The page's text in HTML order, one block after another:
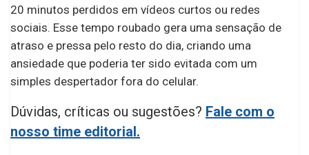
20 minutos perdidos em vídeos curtos ou redes
sociais. Esse tempo roubado gera uma sensação de
atraso e pressa pelo resto do dia, criando uma
ansiedade que poderia ter sido evitada com um
simples despertador fora do celular.
Dúvidas, críticas ou sugestões? Fale com o
nosso time editorial.